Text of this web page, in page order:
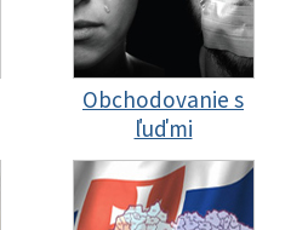
Obchodovanie s
ľuďmi